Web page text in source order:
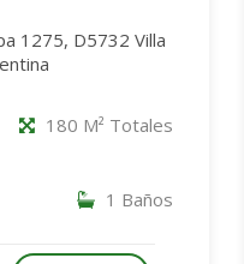
1275, D5732 Villa
180 M² Totales
1 Baños